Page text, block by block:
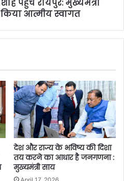
पहुंचे रायपुर: मुख्यमंत्री
आत्मीय स्वागत
देश और राज्य के भविष्य की दिशा
तय करने का आधार है जनगणना :
मुख्यमंत्री साय